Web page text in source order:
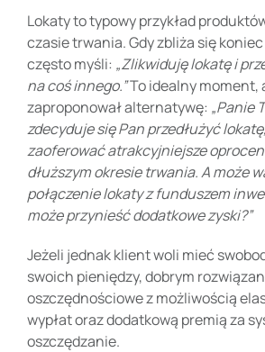
Lokaty to typowy przykład
czasie trwania. Gdy zbliża się
często myśli: „Zlikwiduję lokatę i
na coś innego.”To idealny moment,
zaproponował alternatywę: „Panie
zdecyduje się Pan przedłużyć
zaoferować atrakcyjniejsze
dłuższym okresie trwania. A może
połączenie lokaty z funduszem
może przynieść dodatkowe zyski?”
Jeżeli jednak klient woli mieć
swoich pieniędzy, dobrym
oszczędnościowe z możliwością
wypłat oraz dodatkową premią za
oszczędzanie.